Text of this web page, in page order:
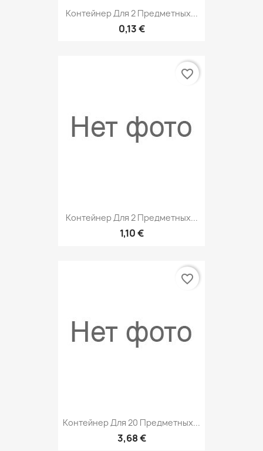
Контейнер Для 2 Предметных...
0,13 €
Контейнер Для 2 Предметных...
1,10 €
favorite_border
Контейнер Для 20 Предметных...
3,68 €
favorite_border